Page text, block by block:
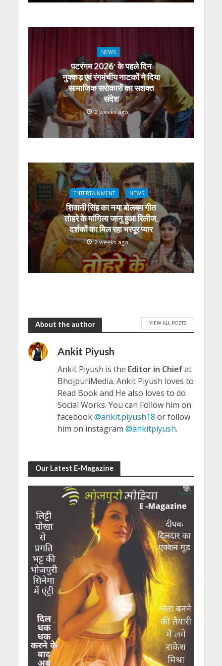
NEWS
पटरंगम 2026′ के पहले दिन
नुक्कड़ एवं रंगमंचीय नाटकों ने दिया
सामाजिक सरोकारों का सशक्त
संदेश
2 weeks ago
ENTERTAINMENT NEWS
शिवानी सिंह का नया बोलबम गीत
तोहरे के मांगिला जानु हुआ रिलीज,
दर्शकों का मिल रहा भरपूर प्यार
2 weeks ago
About the author VIEW ALL POSTS
Ankit Piyush
Ankit Piyush is the Editor in Chiefat
BhojpuriMedia. Ankit Piyush loves to
Read Book and He also loves to do
Social Works. You can Follow him on
facebook@ankit.piyush18 or follow
him on instagram @ankitpiyush.
Our Latest E-Magazine